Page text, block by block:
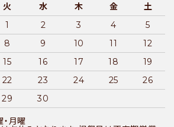
火 水 木 金
土
1
2 3 4
5
8 9 10 11
12
15 16 17 18
19
22 23 24 25
26
29 30
・月曜